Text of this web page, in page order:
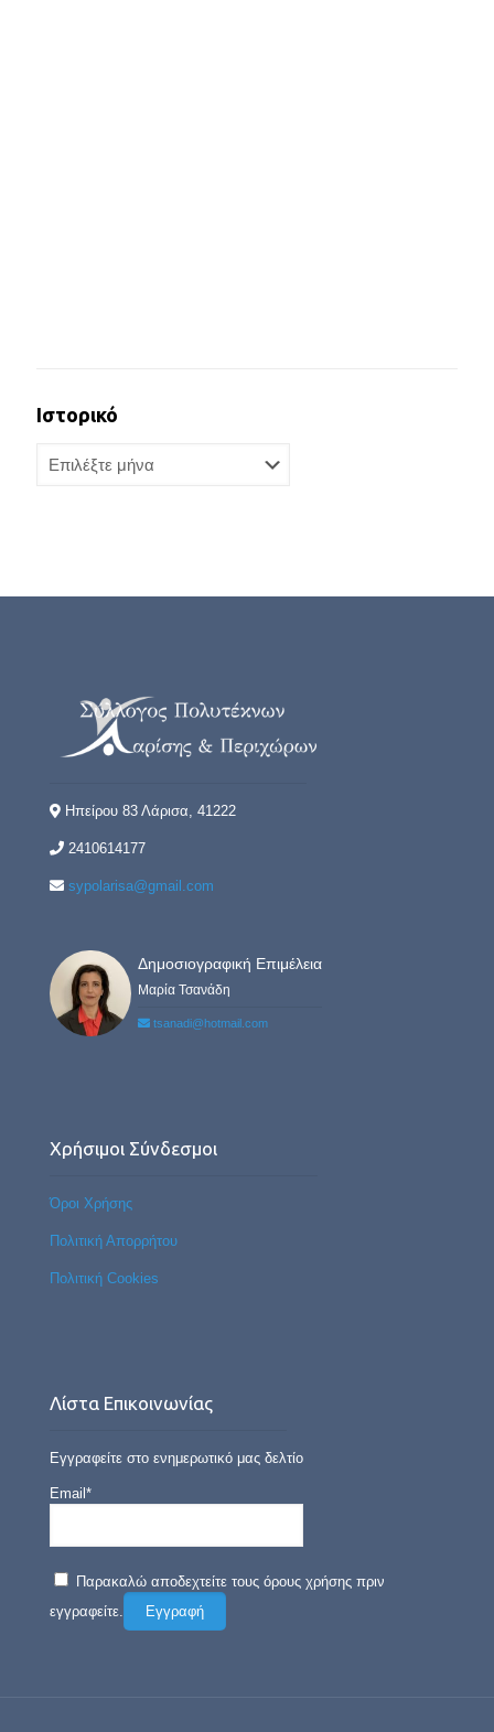
Ιστορικό
Ηπείρου 83 Λάρισα, 41222
2410614177
sypolarisa@gmail.com
Δημοσιογραφική Επιμέλεια
Μαρία Τσανάδη
tsanadi@hotmail.com
Χρήσιμοι Σύνδεσμοι
Όροι Χρήσης
Πολιτική Απορρήτου
Πολιτική Cookies
Λίστα Επικοινωνίας
Εγγραφείτε στο ενημερωτικό μας δελτίο
Email*
Παρακαλώ αποδεχτείτε τους όρους χρήσης πριν
εγγραφείτε.